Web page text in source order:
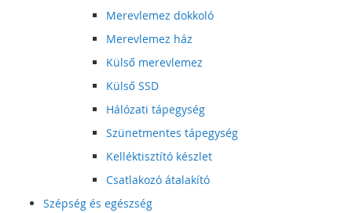
Merevlemez dokkoló
Merevlemez ház
Külső merevlemez
Külső SSD
Hálózati tápegység
Szünetmentes tápegység
Kelléktisztító készlet
Csatlakozó átalakító
Szépség és egészség